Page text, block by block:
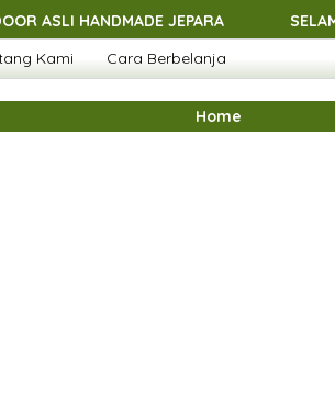
JEPARA SELAMAT
JEPARA SELAMAT
JEPARA SELAMAT
JEPARA
Kami Cara Berbelanja
Home